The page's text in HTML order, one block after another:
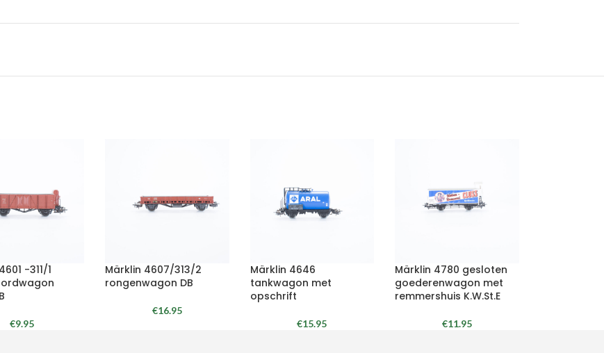
-311/1
€9.95
Märklin 4607/313/2
rongenwagon DB
€16.95
Märklin 4646
tankwagon met
opschrift
€15.95
Märklin 4780 gesloten
goederenwagon met
remmershuis K.W.St.E
€11.95